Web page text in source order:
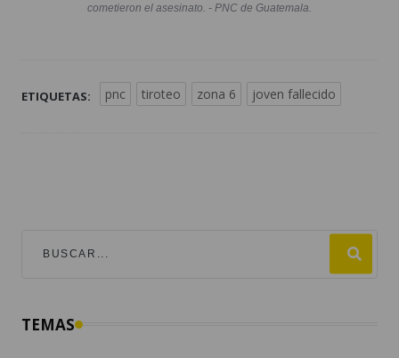
cometieron el asesinato. - PNC de Guatemala.
ETIQUETAS: pnc tiroteo zona 6 joven fallecido
TEMAS